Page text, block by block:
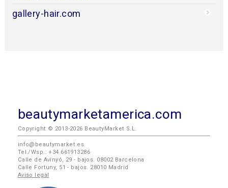
gallery-hair.com
beautymarketamerica.com
Copyright © 2013-2026 BeautyMarket S.L.
info@beautymarket.es
Tel./Wsp.: +34 661913286
Calle de Avinyó, 29 - bajos. 08002 Barcelona
Calle Fortuny, 51 - bajos. 28010 Madrid
Aviso legal